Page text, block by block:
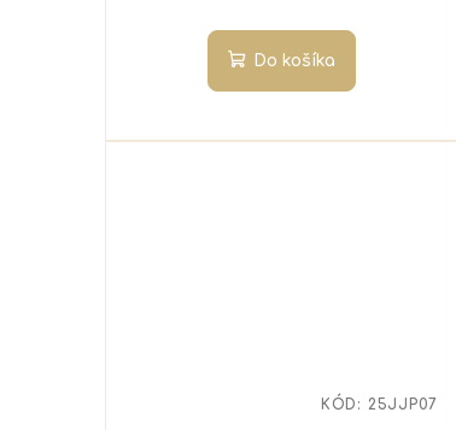
Do košíka
KÓD: 25JJP07